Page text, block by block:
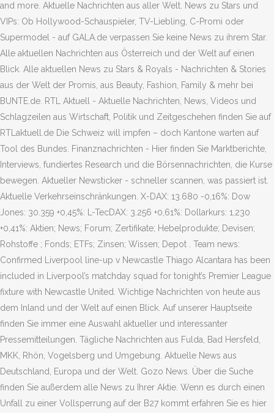
and more. Aktuelle Nachrichten aus aller Welt. News zu Stars und
VIPs: Ob Hollywood-Schauspieler, TV-Liebling, C-Promi oder
Supermodel - auf GALA.de verpassen Sie keine News zu ihrem Star.
Alle aktuellen Nachrichten aus Österreich und der Welt auf einen
Blick. Alle aktuellen News zu Stars & Royals - Nachrichten & Stories
aus der Welt der Promis, aus Beauty, Fashion, Family & mehr bei
BUNTE.de. RTL Aktuell - Aktuelle Nachrichten, News, Videos und
Schlagzeilen aus Wirtschaft, Politik und Zeitgeschehen finden Sie auf
RTLaktuell.de Die Schweiz will impfen – doch Kantone warten auf
Tool des Bundes. Finanznachrichten - Hier finden Sie Marktberichte,
Interviews, fundiertes Research und die Börsennachrichten, die Kurse
bewegen. Aktueller Newsticker - schneller scannen, was passiert ist.
Aktuelle Verkehrseinschränkungen. X-DAX: 13.680 -0,16%: Dow
Jones: 30.359 +0,45%: L-TecDAX: 3.256 +0,61%: Dollarkurs: 1,230
+0,41%: Aktien; News; Forum; Zertifikate; Hebelprodukte; Devisen;
Rohstoffe ; Fonds; ETFs; Zinsen; Wissen; Depot . Team news:
Confirmed Liverpool line-up v Newcastle Thiago Alcantara has been
included in Liverpool’s matchday squad for tonight’s Premier League
fixture with Newcastle United. Wichtige Nachrichten von heute aus
dem Inland und der Welt auf einen Blick. Auf unserer Hauptseite
finden Sie immer eine Auswahl aktueller und interessanter
Pressemitteilungen. Tägliche Nachrichten aus Fulda, Bad Hersfeld,
MKK, Rhön, Vogelsberg und Umgebung. Aktuelle News aus
Deutschland, Europa und der Welt. Gozo News. Über die Suche
finden Sie außerdem alle News zu Ihrer Aktie. Wenn es durch einen
Unfall zu einer Vollsperrung auf der B27 kommt erfahren Sie es hier